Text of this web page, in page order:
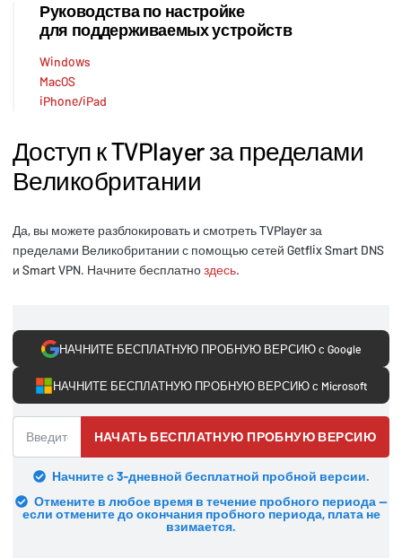
Доступ к TVPlayer за пределами
Великобритании
Да, вы можете разблокировать и смотреть TVPlayer за
пределами Великобритании с помощью сетей Getflix Smart DNS
и Smart VPN. Начните бесплатноздесь.
НАЧНИТЕ БЕСПЛАТНУЮ ПРОБНУЮ ВЕРСИЮ с Google
НАЧНИТЕ БЕСПЛАТНУЮ ПРОБНУЮ ВЕРСИЮ с Microsoft
НАЧАТЬ БЕСПЛАТНУЮ ПРОБНУЮ ВЕРСИЮ
Начните с 3-дневной бесплатной пробной версии.
Отмените в любое время в течение пробного периода —
если отмените до окончания пробного периода, плата не
взимается.
Руководства по настройке
для поддерживаемых устройств
Windows
MacOS
iPhone/iPad